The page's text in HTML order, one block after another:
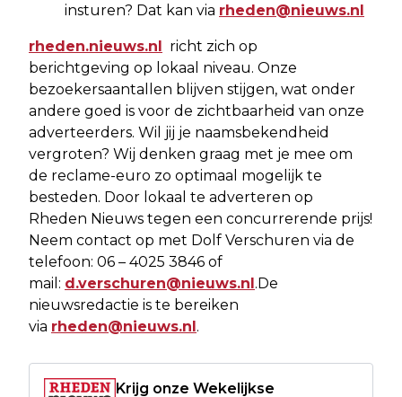
insturen? Dat kan via rheden@nieuws.nl
rheden.nieuws.nl richt zich op
berichtgeving op lokaal niveau. Onze
bezoekersaantallen blijven stijgen, wat onder
andere goed is voor de zichtbaarheid van onze
adverteerders. Wil jij je naamsbekendheid
vergroten? Wij denken graag met je mee om
de reclame-euro zo optimaal mogelijk te
besteden. Door lokaal te adverteren op
Rheden Nieuws tegen een concurrerende prijs!
Neem contact op met Dolf Verschuren via de
telefoon: 06 – 4025 3846 of
mail: d.verschuren@nieuws.nl.De
nieuwsredactie is te bereiken
via rheden@nieuws.nl.
Krijg onze Wekelijkse